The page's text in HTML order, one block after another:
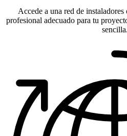
Accede a una red de
profesional adecuado para tu
sencilla.